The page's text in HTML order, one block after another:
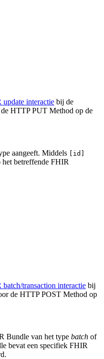
update interactie bij de
HTTP PUT Method op de
aangeeft. Middels [id]
het betreffende FHIR
transaction interactie bij
de HTTP POST Method op
Bundle van het type batch of
bevat een specifiek FHIR